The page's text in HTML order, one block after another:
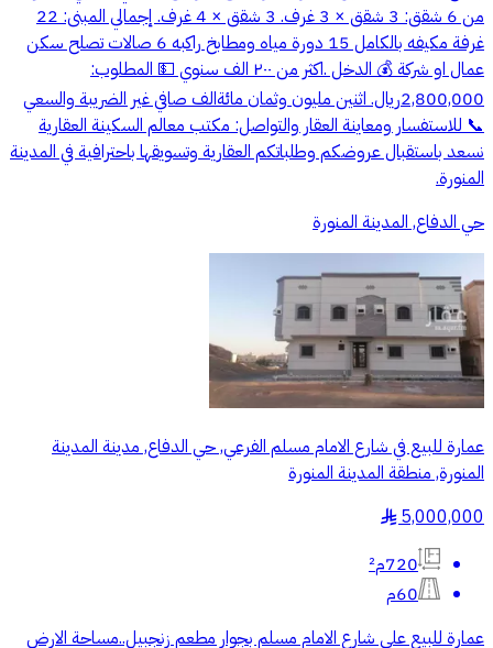
من 6 شقق: 3 شقق × 3 غرف. 3 شقق × 4 غرف. إجمالي المبنى: 22
غرفة مكيفه بالكامل 15 دورة مياه ومطابخ راكبه 6 صالات تصلح سكن
عمال او شركة 💰 الدخل .اكثر من ٢٠٠ الف سنوي 💵 المطلوب:
2,800,000ريال. اثنين مليون وثمان مائةالف صافي غير الضريبة والسعي
📞 للاستفسار ومعاينة العقار والتواصل: مكتب معالم السكينة العقارية
نسعد باستقبال عروضكم وطلباتكم العقارية وتسويقها باحترافية في المدينة
المنورة.
حي الدفاع, المدينة المنورة
عمارة للبيع في شارع الامام مسلم الفرعي, حي الدفاع, مدينة المدينة
المنورة, منطقة المدينة المنورة
5,000,000
§
720م²
60م
عمارة للبيع على شارع الامام مسلم بجوار مطعم زنجبيل..مساحة الارض